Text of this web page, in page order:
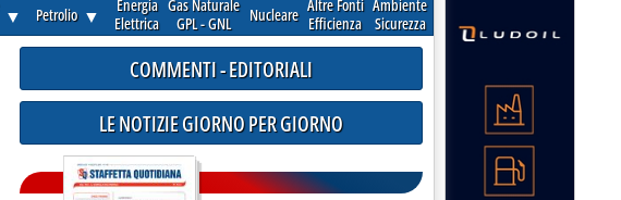
▼ Petrolio ▼
Energia
Elettrica
Gas Naturale
GPL - GNL
Nucleare Altre Fonti
Efficienza
Ambiente
Sicurezza
COMMENTI - EDITORIALI
LE NOTIZIE GIORNO PER GIORNO